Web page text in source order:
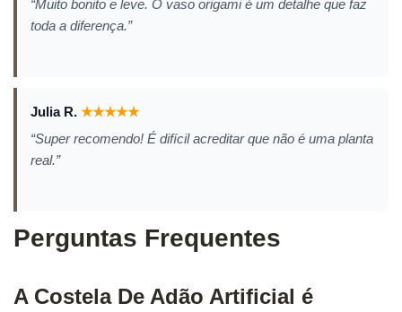
“Muito bonito e leve. O vaso origami é um detalhe que faz
toda a diferença.”
Julia R. ★★★★★
“Super recomendo! É difícil acreditar que não é uma planta
real.”
Perguntas Frequentes
A Costela De Adão Artificial é